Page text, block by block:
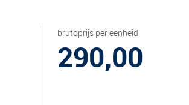
brutoprijs per eenheid
290,00